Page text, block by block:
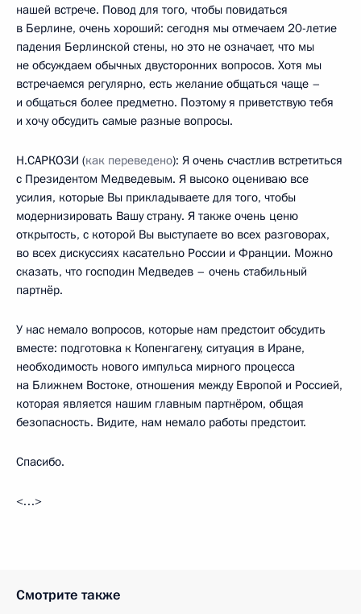
нашей встрече. Повод для того, чтобы повидаться
в Берлине, очень хороший: сегодня мы отмечаем 20-летие
падения Берлинской стены, но это не означает, что мы
не обсуждаем обычных двусторонних вопросов. Хотя мы
встречаемся регулярно, есть желание общаться чаще –
и общаться более предметно. Поэтому я приветствую тебя
и хочу обсудить самые разные вопросы.
Н.САРКОЗИ (как переведено): Я очень счастлив встретиться
с Президентом Медведевым. Я высоко оцениваю все
усилия, которые Вы прикладываете для того, чтобы
модернизировать Вашу страну. Я также очень ценю
открытость, с которой Вы выступаете во всех разговорах,
во всех дискуссиях касательно России и Франции. Можно
сказать, что господин Медведев – очень стабильный
партнёр.
У нас немало вопросов, которые нам предстоит обсудить
вместе: подготовка к Копенгагену, ситуация в Иране,
необходимость нового импульса мирного процесса
на Ближнем Востоке, отношения между Европой и Россией,
которая является нашим главным партнёром, общая
безопасность. Видите, нам немало работы предстоит.
Спасибо.
<…>
Смотрите также